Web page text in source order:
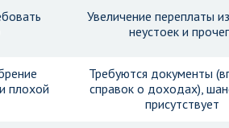
Увеличение переплаты
неустоек и
плохой
Требуются документы
справок о доходах),
присутствует